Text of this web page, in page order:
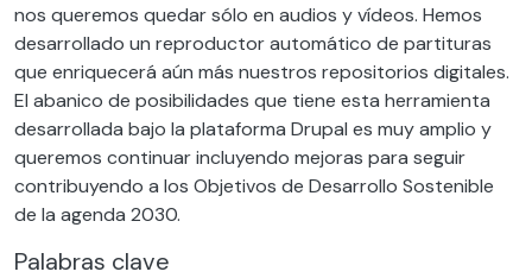
nos queremos quedar sólo en audios y vídeos. Hemos
desarrollado un reproductor automático de partituras
que enriquecerá aún más nuestros repositorios digitales.
El abanico de posibilidades que tiene esta herramienta
desarrollada bajo la plataforma Drupal es muy amplio y
queremos continuar incluyendo mejoras para seguir
contribuyendo a los Objetivos de Desarrollo Sostenible
de la agenda 2030.
Palabras clave